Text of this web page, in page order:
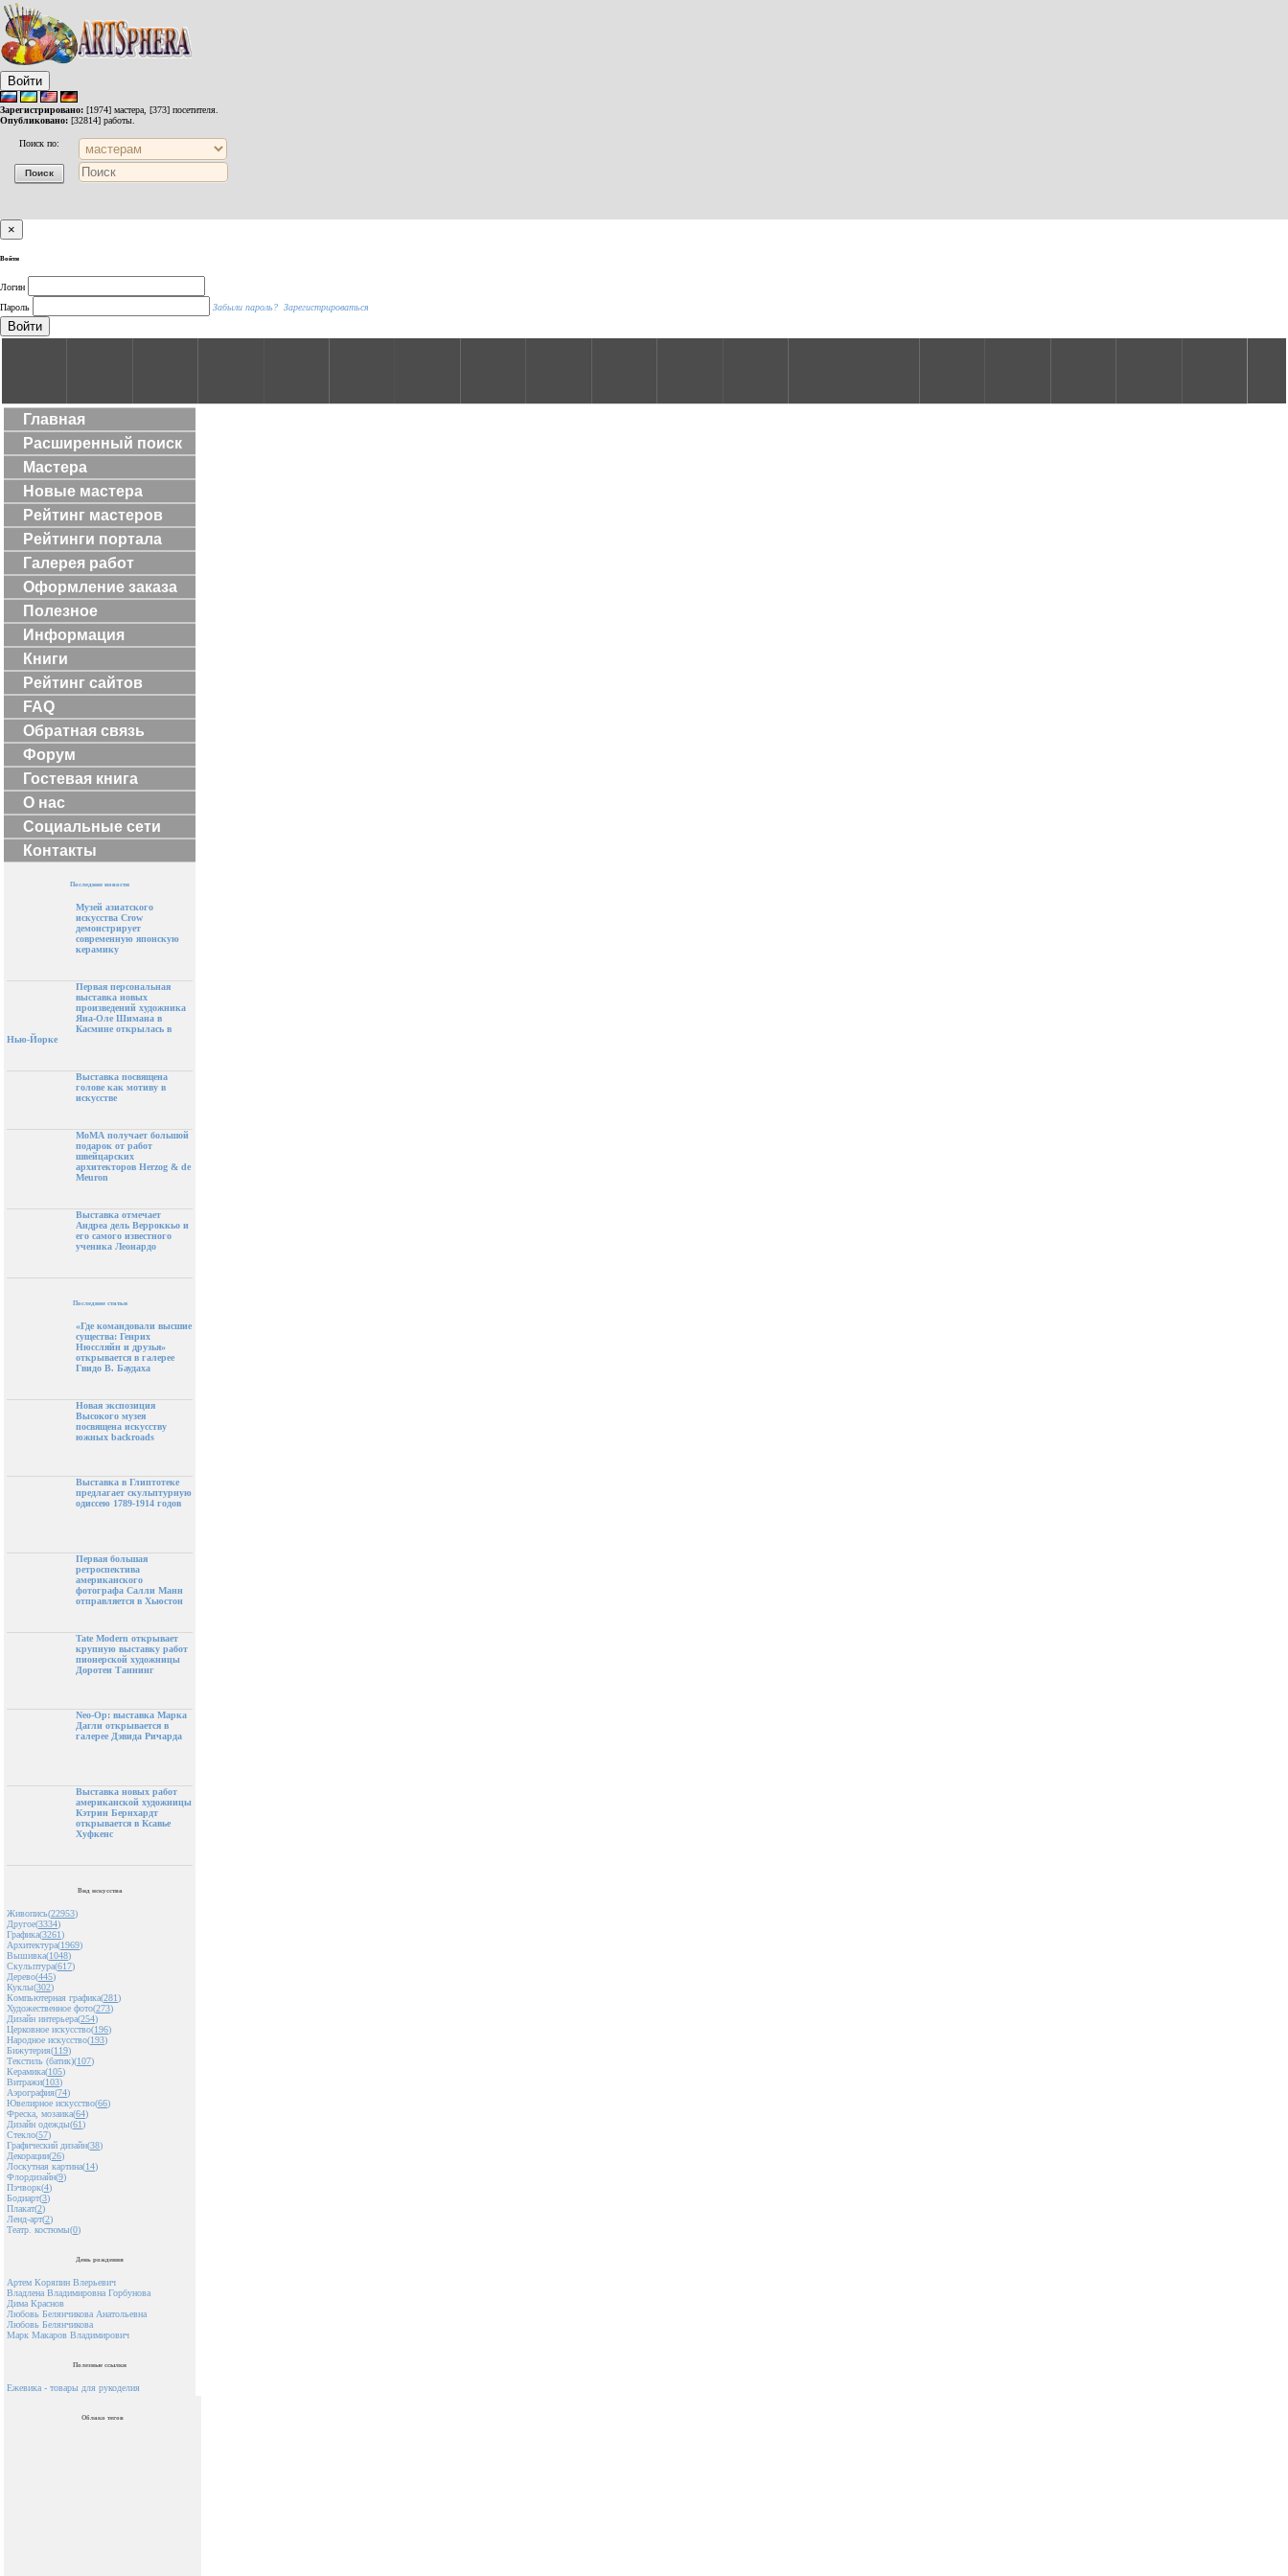
Войти
Зарегистрировано: [1974] мастера, [373] посетителя.
Опубликовано: [32814] работы.
Поиск по:
×
Войти
Логин
Пароль
Забыли пароль? Зарегистрироваться
Войти
Главная
Расширенный поиск
Мастера
Новые мастера
Рейтинг мастеров
Рейтинги портала
Галерея работ
Оформление заказа
Полезное
Информация
Книги
Рейтинг сайтов
FAQ
Обратная связь
Форум
Гостевая книга
О нас
Социальные сети
Контакты
Последние новости
Музей азиатского
искусства Crow
демонстрирует
современную японскую
керамику
Первая персональная
выставка новых
произведений художника
Яна-Оле Шимана в
Касмине открылась в
Нью-Йорке
Выставка посвящена
голове как мотиву в
искусстве
МоМА получает большой
подарок от работ
швейцарских
архитекторов Herzog & de
Meuron
Выставка отмечает
Андреа дель Верроккьо и
его самого известного
ученика Леонардо
Последние статьи
«Где командовали высшие
существа: Генрих
Нюссляйн и друзья»
открывается в галерее
Гвидо В. Баудаха
Новая экспозиция
Высокого музея
посвящена искусству
южных backroads
Выставка в Глиптотеке
предлагает скульптурную
одиссею 1789-1914 годов
Первая большая
ретроспектива
американского
фотографа Салли Манн
отправляется в Хьюстон
Tate Modern открывает
крупную выставку работ
пионерской художницы
Доротеи Таннинг
Neo-Op: выставка Марка
Дагли открывается в
галерее Дэвида Ричарда
Выставка новых работ
американской художницы
Кэтрин Бернхардт
открывается в Ксавье
Хуфкенс
Вид искусства
Живопись(22953)
Другое(3334)
Графика(3261)
Архитектура(1969)
Вышивка(1048)
Скульптура(617)
Дерево(445)
Куклы(302)
Компьютерная графика(281)
Художественное фото(273)
Дизайн интерьера(254)
Церковное искусство(196)
Народное искусство(193)
Бижутерия(119)
Текстиль (батик)(107)
Керамика(105)
Витражи(103)
Аэрография(74)
Ювелирное искусство(66)
Фреска, мозаика(64)
Дизайн одежды(61)
Стекло(57)
Графический дизайн(38)
Декорации(26)
Лоскутная картина(14)
Флордизайн(9)
Пэчворк(4)
Бодиарт(3)
Плакат(2)
Ленд-арт(2)
Театр. костюмы(0)
День рождения
Артем Коряпин Влерьевич
Владлена Владимировна Горбунова
Дима Краснов
Любовь Белянчикова Анатольевна
Любовь Белянчикова
Марк Макаров Владимирович
Полезные ссылки
Ежевика - товары для рукоделия
Облако тегов